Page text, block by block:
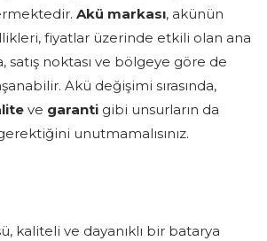
Akü markası, akünün
fiyatlar üzerinde etkili olan ana
satış noktası ve bölgeye göre de
Akü değişimi sırasında,
ve garanti gibi unsurların da
unutmamalısınız.
kaliteli ve dayanıklı bir batarya